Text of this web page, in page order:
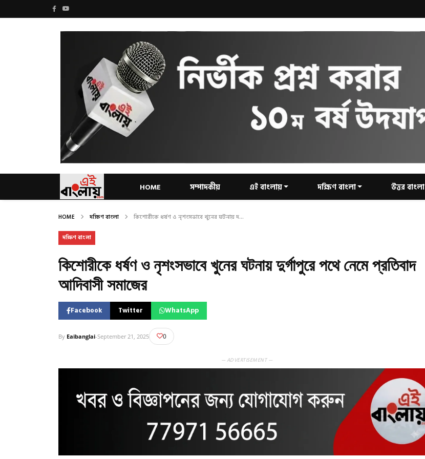
HOME সম্পাদকীয় এই বাংলায় দক্ষিণ বাংলা উত্তর বাংলা
HOME দক্ষিণ বাংলা কিশোরীকে ধর্ষণ ও নৃশংসভাবে খুনের ঘটনায় দ...
দক্ষিণ বাংলা
কিশোরীকে ধর্ষণ ও নৃশংসভাবে খুনের ঘটনায় দুর্গাপুরে পথে নেমে প্রতিবাদ
আদিবাসী সমাজের
Facebook Twitter WhatsApp
By Eaibanglai-September 21, 2025 0
— ADVERTISEMENT —